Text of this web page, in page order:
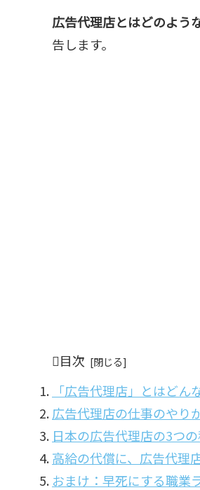
広告代理店とはどのよう
告します。
目次
「広告代理店」とはどん
広告代理店の仕事のやり
日本の広告代理店の3つ
高給の代償に、広告代理
おまけ：早死にする職業